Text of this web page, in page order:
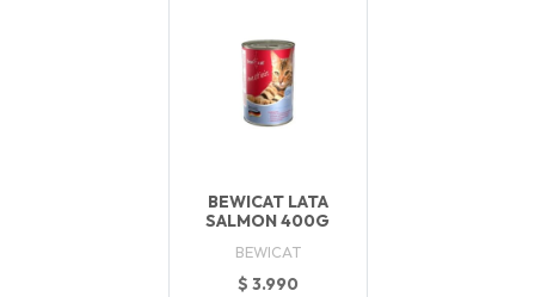
BEWICAT LATA
SALMON 400G
BEWICAT
$ 3.990